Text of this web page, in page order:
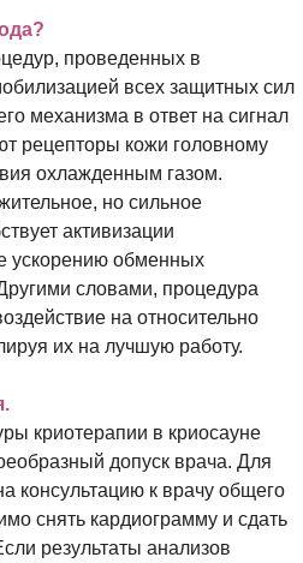
проведенных в
всех защитных сил
механизма в ответ на сигнал
рецепторы кожи головному
охлажденным газом.
но сильное
активизации
ускорению обменных
словами, процедура
на относительно
их на лучшую работу.
криотерапии в криосауне
допуск врача. Для
консультацию к врачу общего
снять кардиограмму и сдать
результаты анализов